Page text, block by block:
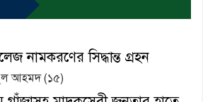
নামকরণের সিদ্ধান্ত গ্রহন